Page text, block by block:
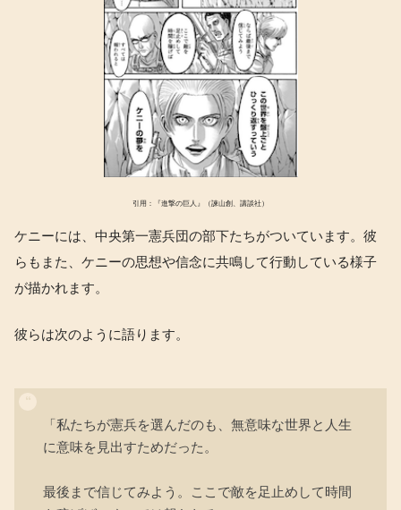
引用：『進撃の巨人』（諫山創、講談社）
ケニーには、中央第一憲兵団の部下たちがついています。彼
らもまた、ケニーの思想や信念に共鳴して行動している様子
が描かれます。
彼らは次のように語ります。
「私たちが憲兵を選んだのも、無意味な世界と人生
に意味を見出すためだった。
最後まで信じてみよう。ここで敵を足止めして時間